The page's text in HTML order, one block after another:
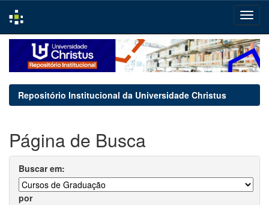
navigation
Repositório Institucional da Universidade Christus
Página de Busca
Buscar em:
por